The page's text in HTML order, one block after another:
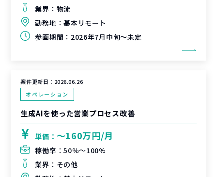
業界： 物流
勤務地：基本リモート
参画期間： 2026年7月中旬～未定
案件更新日： 2026.06.26
オペレーション
生成AIを使った営業プロセス改善
単価： 〜160万円/月
稼働率：50%〜100%
業界： その他